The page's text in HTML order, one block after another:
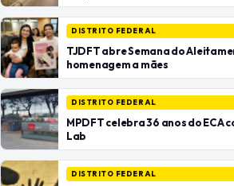
DISTRITO FEDERAL
TJDFT abre Semana do
homenagem a mães
DISTRITO FEDERAL
MPDFT celebra 36 anos do ECA
Lab
DISTRITO FEDERAL